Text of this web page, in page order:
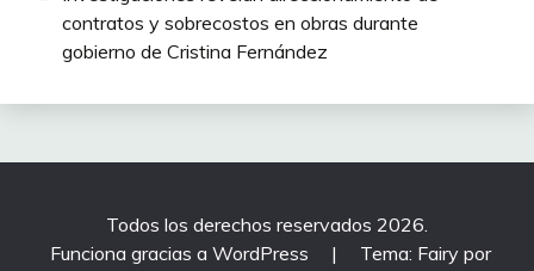
contratos y sobrecostos en obras durante
gobierno de Cristina Fernández
Todos los derechos reservados 2026.
Funciona gracias a WordPress
|
Tema: Fairy por